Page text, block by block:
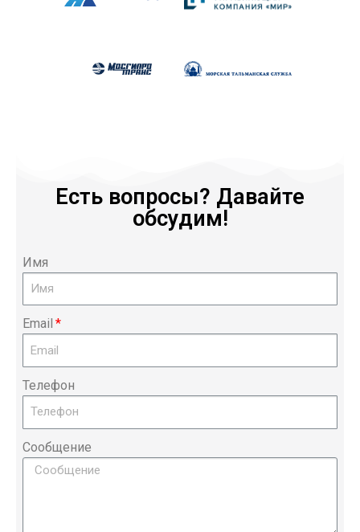
Есть вопросы? Давайте
обсудим!
Имя
Email
Телефон
Сообщение